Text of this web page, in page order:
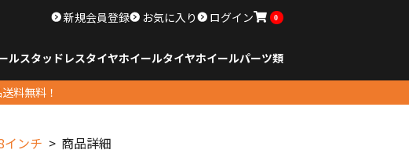
新規会員登録 お気に入り ログイン 0
ルスタッドレスタイヤホイールタイヤホイールパーツ類
料無料！
インチ 商品詳細